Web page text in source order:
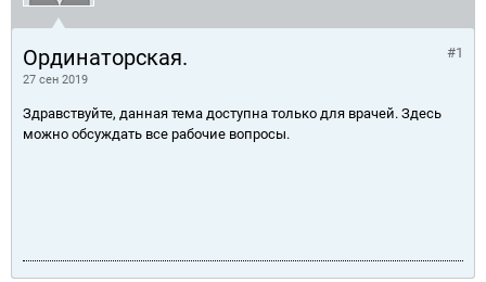
Ординаторская.
27 сен 2019
#1
Здравствуйте, данная тема доступна только для врачей. Здесь
можно обсуждать все рабочие вопросы.